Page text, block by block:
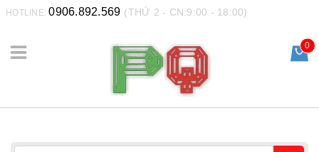
HOTLINE:0906.892.569 (THỨ 2 - CN:9:00 - 18:00)
0